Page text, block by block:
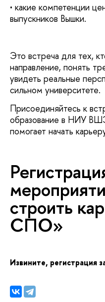
• какие компетенции
ыпускников Вышки.
Это встреча для тех,
направление, понять
увидеть реальные
сильном университете.
Присоединяйтесь к
образование в НИУ
помогает начать
строить
СПО»
Извините, регистрация